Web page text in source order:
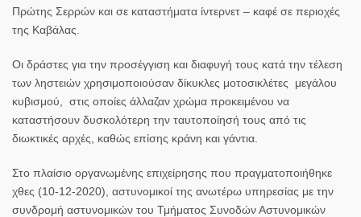
Πρώτης Σερρών και σε καταστήματα ίντερνετ – καφέ σε περιοχές
της Καβάλας.
Οι δράστες για την προσέγγιση και διαφυγή τους κατά την τέλεση
των ληστειών χρησιμοποιούσαν δίκυκλες μοτοσικλέτες μεγάλου
κυβισμού, στις οποίες άλλαζαν χρώμα προκειμένου να
καταστήσουν δυσκολότερη την ταυτοποίησή τους από τις
διωκτικές αρχές, καθώς επίσης κράνη και γάντια.
Στο πλαίσιο οργανωμένης επιχείρησης που πραγματοποιήθηκε
χθες (10-12-2020), αστυνομικοί της ανωτέρω υπηρεσίας με την
συνδρομή αστυνομικών του Τμήματος Συνοδών Αστυνομικών